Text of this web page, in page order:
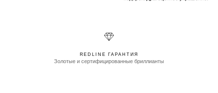
REDLINE ГАРАНТИЯ
Золотые и сертифицированные бриллианты